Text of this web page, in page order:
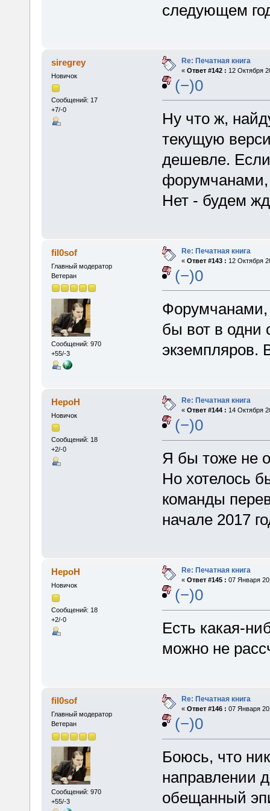
следующем
siregrey
Новичок
Сообщений: 17
+7/-0
Re: Печатная книга
« Ответ #142 : 12 Октября
(−)0
Ну что ж,
текущую
дешевле.
форумчанами,
Нет - будем
fil0sof
Главный модератор
Ветеран
Сообщений: 970
+55/-3
Re: Печатная книга
« Ответ #143 : 12 Октября
(−)0
Форумчанами,
бы вот в одни
экземпляров.
HepoH
Новичок
Сообщений: 18
+2/-0
Re: Печатная книга
« Ответ #144 : 14 Октября
(−)0
Я бы тоже не
Но хотелось
команды
начале 2017
HepoH
Новичок
Сообщений: 18
+2/-0
Re: Печатная книга
« Ответ #145 : 07 Января
(−)0
Есть какая-
можно не
fil0sof
Главный модератор
Ветеран
Сообщений: 970
+55/-3
Re: Печатная книга
« Ответ #146 : 07 Января
(−)0
Боюсь, что
направлении
обещанный